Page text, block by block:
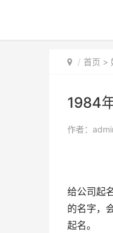
首页 >
1984
作者：
给公司起
的名字，
起名。